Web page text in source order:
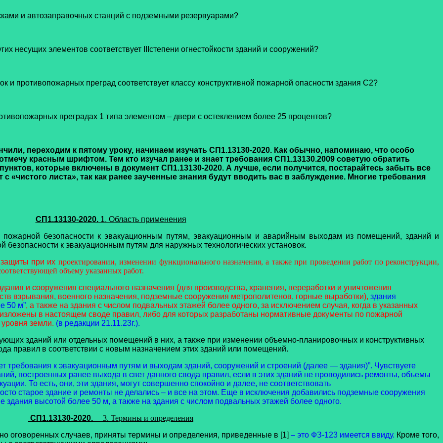
и автозаправочных станций с подземными резервуарами?
несущих элементов соответствует IIIстепени огнестойкости зданий и сооружений?
и противопожарных преград соответствует классу конструктивной пожарной опасности здания С2?
преградах 1 типа элементом – двери с остеклением более 25 процентов?
переходим к пятому уроку, начинаем изучать СП1.13130-2020. Как обычно, напоминаю, что особо
красным шрифтом. Тем кто изучал ранее и знает требования СП1.13130.2009 советую обратить
которые включены в документ СП1.13130-2020. А лучше, если получится, постарайтесь забыть все
«чистого листа», так как ранее заученные знания будут вводить вас в заблуждение. Многие требования
СП1.13130-2020.1. Область применения
безопасности к эвакуационным путям, эвакуационным и аварийным выходам из помещений, зданий и
к эвакуационным путям для наружных технологических установок.
при их проектировании, изменении функционального назначения, а также при проведении работ по реконструкции,
объему указанных работ.
и сооружения специального назначения (для производства, хранения, переработки и уничтожения
взрывания, военного назначения, подземные сооружения метрополитенов, горные выработки), здания
50 м”, а также на здания с числом подвальных этажей более одного, за исключением случая, когда в указанных
в настоящем своде правил, либо для которых разработаны нормативные документы по пожарной
земли. (в редакции 21.11.23г.).
зданий или отдельных помещений в них, а также при изменении объемно-планировочных и конструктивных
правил в соответствии с новым назначением этих зданий или помещений.
требования к эвакуационным путям и выходам зданий, сооружений и строений (далее — здания)”. Чувствуете
построенных ранее выхода в свет данного свода правил, если в этих зданий не проводились ремонты, объемы
То есть, они, эти здания, могут совершенно спокойно и далее, не соответствовать
старое здание и ремонты не делались – и все на этом. Еще в исключения добавились подземные сооружения
высотой более 50 м, а также на здания с числом подвальных этажей более одного.
СП1.13130-2020.
3. Термины и определения
оговоренных случаев, приняты термины и определения, приведенные в [1] – это ФЗ-123 имеется ввиду. Кроме того,